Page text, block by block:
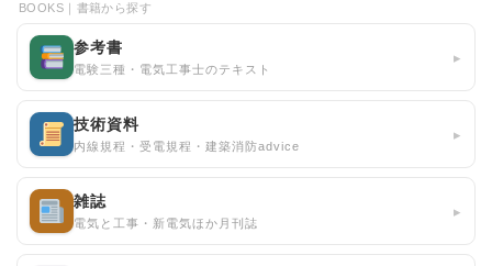
BOOKS｜書籍から探す
参考書
電験三種・電気工事士のテキスト
▸
技術資料
内線規程・受電規程・建築消防advice
▸
雑誌
電気と工事・新電気ほか月刊誌
▸